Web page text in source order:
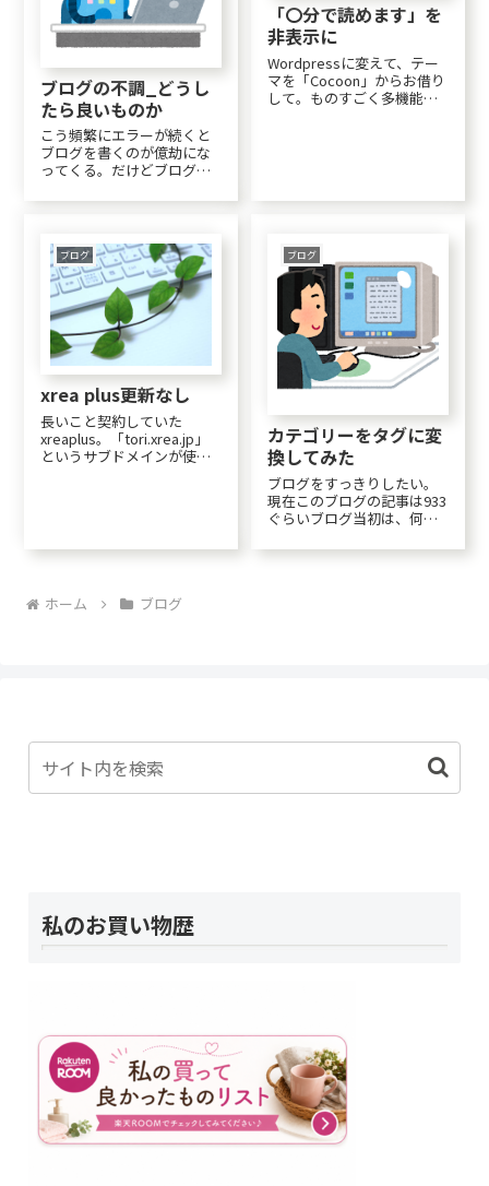
ブログの不調_どうし
たら良いものか
こう頻繁にエラーが続くと
ブログを書くのが億劫にな
ってくる。だけどブログを
える。これが手書きの日記
グは続けたい。対策その１_
サーバーの移転とりあえ
ず、私にしか役に立たない
と思うので（笑）、固定ペ...
「〇分で読めます」を
非表示に
Wordpressに変えて、テー
マを「Cocoon」からお借り
して。ものすごく多機能で
倍はかけて書いているの
ブログ
xrea plus更新なし
長いこと契約していた
xreaplus。「tori.xrea.jp」
というサブドメインが使え
GoogleAdsenc...
ブログ
カテゴリーをタグに変
換してみた
ブログをすっきりしたい。
現在このブログの記事は933
ぐらいブログ当初は、何も
ていました。その後、「タ
ホーム ブログ
私のお買い物歴